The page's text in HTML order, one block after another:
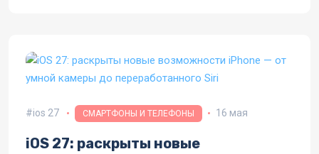
ios 27 СМАРТФОНЫ И ТЕЛЕФОНЫ 16 мая
iOS 27: раскрыты новые